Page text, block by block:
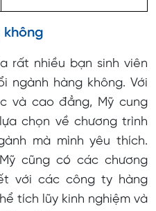
không
rất nhiều bạn sinh viên
ngành hàng không. Với
và cao đẳng, Mỹ cung
chọn về chương trình
mà mình yêu thích.
cũng có các chương
với các công ty hàng
tích lũy kinh nghiệm và